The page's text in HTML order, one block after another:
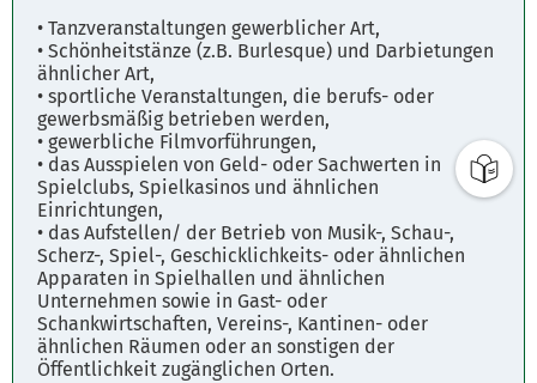
• Tanzveranstaltungen gewerblicher Art,
• Schönheitstänze (z.B. Burlesque) und Darbietungen
ähnlicher Art,
• sportliche Veranstaltungen, die berufs- oder
gewerbsmäßig betrieben werden,
• gewerbliche Filmvorführungen,
• das Ausspielen von Geld- oder Sachwerten in
Spielclubs, Spielkasinos und ähnlichen
Einrichtungen,
• das Aufstellen/ der Betrieb von Musik-, Schau-,
Scherz-, Spiel-, Geschicklichkeits- oder ähnlichen
Apparaten in Spielhallen und ähnlichen
Unternehmen sowie in Gast- oder
Schankwirtschaften, Vereins-, Kantinen- oder
ähnlichen Räumen oder an sonstigen der
Öffentlichkeit zugänglichen Orten.
Dienstag 8.30 - 12.00 und 14.00 - 16.30
Mittwoch 8.30 - 12.00
Donnerstag 8.30 - 12.00 und 14.00 - 16.30
Freitag 8.30 - 13.00
Parkplätze
Fahrplanauskunft